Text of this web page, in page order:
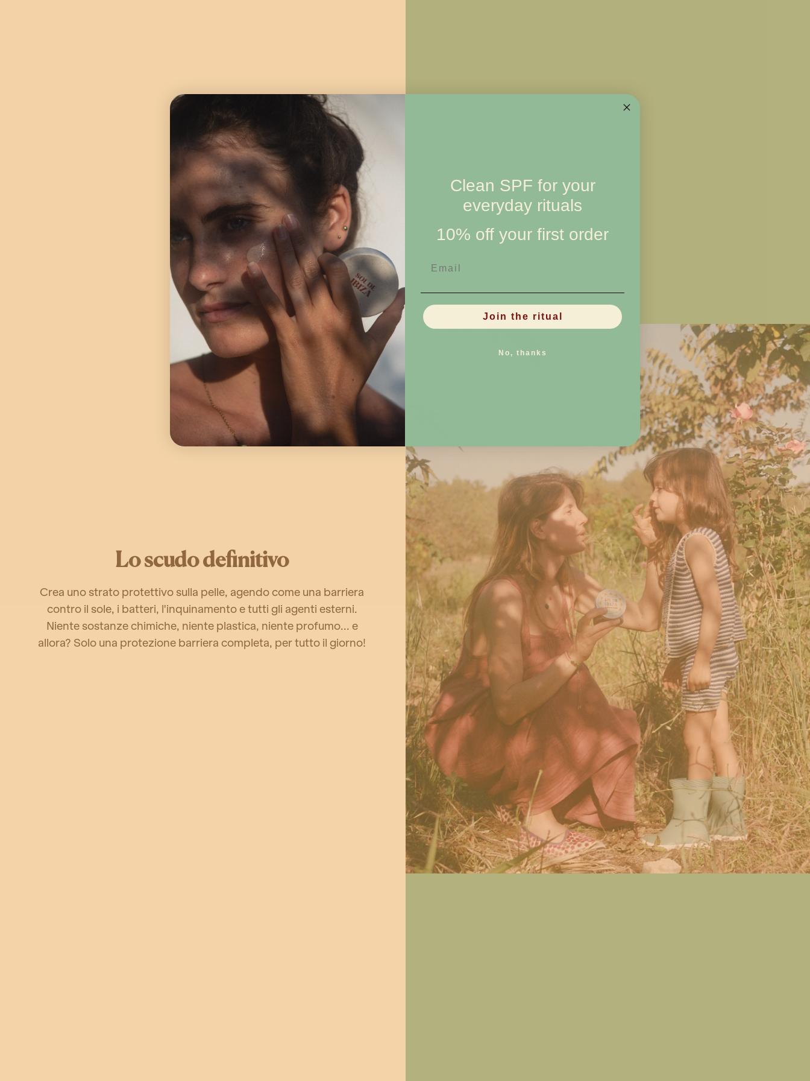
Lo scudo definitivo
Crea uno strato protettivo sulla pelle, agendo come una barriera
contro il sole, i batteri, l'inquinamento e tutti gli agenti esterni.
Niente sostanze chimiche, niente plastica, niente profumo... e
allora? Solo una protezione barriera completa, per tutto il giorno!
Clean SPF for your
everyday rituals
10% off your first order
Join the ritual
No, thanks